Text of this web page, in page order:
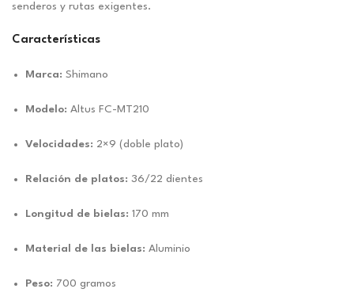
senderos y rutas exigentes.
Características
Marca: Shimano
Modelo: Altus FC-MT210
Velocidades: 2×9 (doble plato)
Relación de platos: 36/22 dientes
Longitud de bielas: 170 mm
Material de las bielas: Aluminio
Peso: 700 gramos